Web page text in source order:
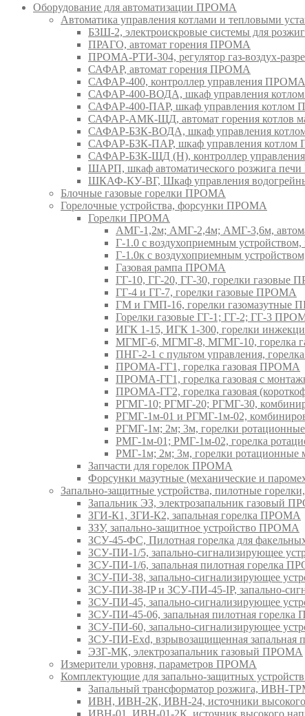
Оборудование для автоматизации ПРОМА
Автоматика управления котлами и тепловыми
БЗШ-2, электроискровые системы для
ПРАГО, автомат горения ПРОМА
ПРОМА-РТИ-304, регулятор газ-воздух-
САФАР, автомат горения ПРОМА
САФАР-400, контроллер управления ПРОМА
САФАР-400-ВОДА, шкаф управления
САФАР-400-ПАР, шкаф управления котлом
САФАР-АМК-ЩД, автомат горения котлов
САФАР-БЗК-ВОДА, шкаф управления
САФАР-БЗК-ПАР, шкаф управления
САФАР-БЗК-ЩД (Н), контроллер
ШАРП, шкаф автоматического розжига
ШКАФ-КУ-ВГ, Шкаф управления
Блочные газовые горелки ПРОМА
Горелочные устройства, форсунки ПРОМА
Горелки ПРОМА
АМГ-1,2м; АМГ-2,4м; АМГ-3,6м,
Г-1.0 с воздухоприемным
Г-1.0к с воздухоприемным
Газовая рампа ПРОМА
ГГ-10, ГГ-20, ГГ-30, горелки газовые
ГГ-4 и ГГ-7, горелки газовые ПРОМА
ГМ и ГМП-16, горелки газомазутные
Горелки газовые ГГ-1; ГГ-2; ГГ-3
ИГК 1-15, ИГК 1-300, горелки
МГМГ-6, МГМГ-8, МГМГ-10, горелка
ПНГ-2-1 с пультом управления,
ПРОМА-ГГ1, горелка газовая ПРОМА
ПРОМА-ГГ1, горелка газовая с
ПРОМА-ГГ2, горелка газовая
РГМГ-10; РГМГ-20; РГМГ-30,
РГМГ-1м-01 и РГМГ-1м-02,
РГМГ-1м; 2м; 3м, горелки
РМГ-1м-01; РМГ-1м-02, горелка
РМГ-1м; 2м; 3м, горелки
Запчасти для горелок ПРОМА
Форсунки мазутные (механические и
Запально-защитные устройства, пилотные
Запальник ЭЗ, электрозапальник газовый
ЗГИ-К1, ЗГИ-К2, запальная горелка ПРОМА
ЗЗУ, запально-защитное устройство ПРОМА
ЗСУ-45-ФС, Пилотная горелка для
ЗСУ-ПИ-1/5, запально-сигнализирующее
ЗСУ-ПИ-1/6, запальная пилотная горелка
ЗСУ-ПИ-38, запально-сигнализирующее
ЗСУ-ПИ-38-IP и ЗСУ-ПИ-45-IP, запально-
ЗСУ-ПИ-45, запально-сигнализирующее
ЗСУ-ПИ-45-06, запальная пилотная
ЗСУ-ПИ-60, запально-сигнализирующее
ЗСУ-ПИ-Exd, взрывозащищенная запальная
ЭЗГ-МК, электрозапальник газовый ПРОМА
Измерители уровня, параметров ПРОМА
Комплектующие для запально-защитных
Запальный трансформатор розжига, ИВН-
ИВН, ИВН-2К, ИВН-24, источники
ИВН-01, ИВН-01-2К, источник высокого